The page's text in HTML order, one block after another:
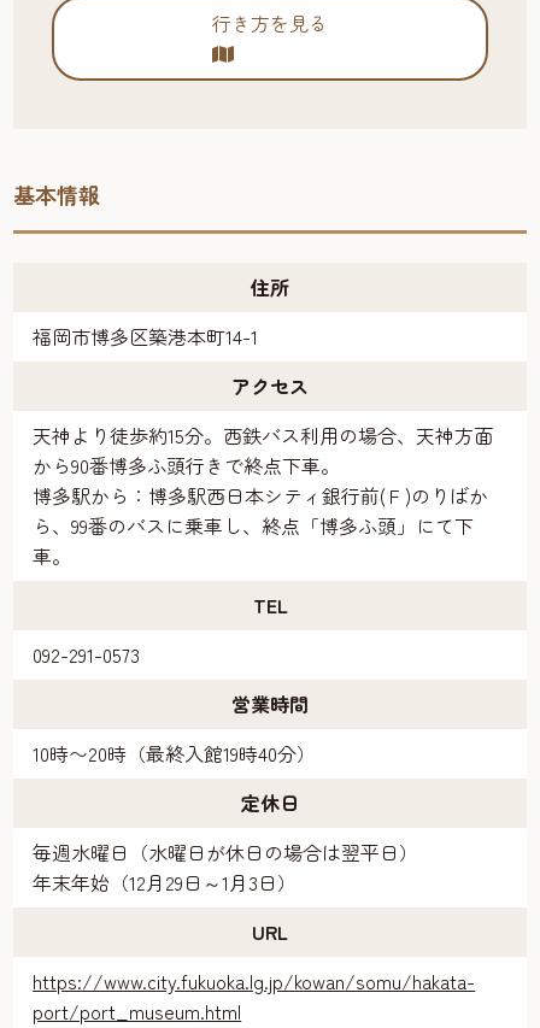
行き方を見る
基本情報
住所
福岡市博多区築港本町14-1
アクセス
天神より徒歩約15分。西鉄バス利用の場合、天神方面
から90番博多ふ頭行きで終点下車。
博多駅から：博多駅西日本シティ銀行前(Ｆ)のりばか
ら、99番のバスに乗車し、終点「博多ふ頭」にて下
車。
TEL
092-291-0573
営業時間
10時〜20時（最終入館19時40分）
定休日
毎週水曜日（水曜日が休日の場合は翌平日）
年末年始（12月29日～1月3日）
URL
https://www.city.fukuoka.lg.jp/kowan/somu/hakata-
port/port_museum.html